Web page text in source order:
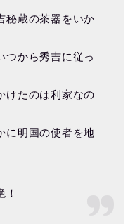
蔵の茶器をいか
から秀吉に従っ
たのは利家なの
明国の使者を地